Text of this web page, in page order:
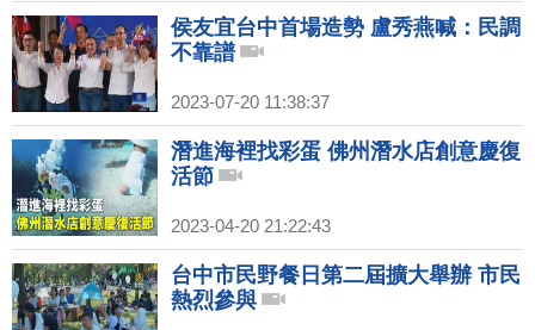
侯友宜台中首場造勢 盧秀燕喊：民調
不靠譜
2023-07-20 11:38:37
潛進海裡找彩蛋 佛州潛水店創意慶復
活節
2023-04-20 21:22:43
台中市民野餐日第二屆擴大舉辦 市民
熱烈參與